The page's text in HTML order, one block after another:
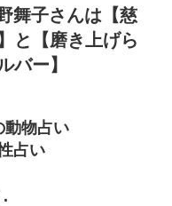
舞子さんは【慈
と【磨き上げら
バー】
動物占い
占い
.